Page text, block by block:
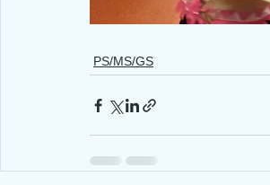
PS/MS/GS